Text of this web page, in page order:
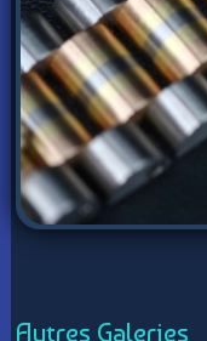
Autres Galeries